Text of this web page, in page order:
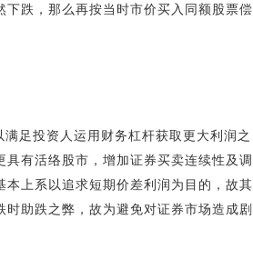
跌，那么再按当时市价买入同额股票偿
足投资人运用财务杠杆获取更大利润之
有活络股市，增加证券买卖连续性及调
上系以追求短期价差利润为目的，故其
助跌之弊，故为避免对证券市场造成剧